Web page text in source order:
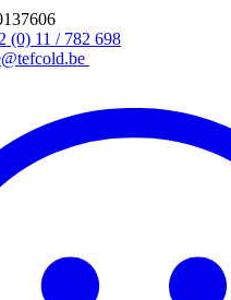
(0) 11 / 782 698